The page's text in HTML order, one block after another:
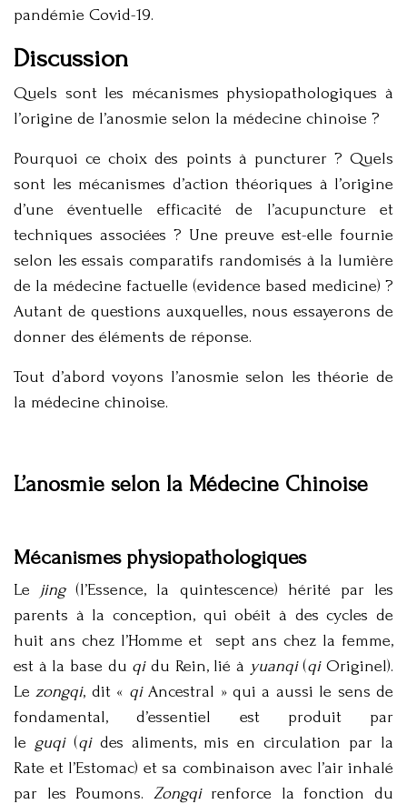
pandémie Covid-19.
Discussion
Quels sont les mécanismes physiopathologiques à
l’origine de l’anosmie selon la médecine chinoise ?
Pourquoi ce choix des points à puncturer ? Quels
sont les mécanismes d’action théoriques à l’origine
d’une éventuelle efficacité de l’acupuncture et
techniques associées ? Une preuve est-elle fournie
selon les essais comparatifs randomisés à la lumière
de la médecine factuelle (evidence based medicine) ?
Autant de questions auxquelles, nous essayerons de
donner des éléments de réponse.
Tout d’abord voyons l’anosmie selon les théorie de
la médecine chinoise.
L’anosmie selon la Médecine Chinoise
Mécanismes physiopathologiques
Le jing(l’Essence, la quintescence) hérité par les
parents à la conception, qui obéit à des cycles de
huit ans chez l’Homme et sept ans chez la femme,
est à la base du qidu Rein, lié à yuanqi(qiOriginel).
Lezongqi, dit « qiAncestral » qui a aussi le sens de
fondamental, d’essentiel est produit par
le guqi(qides aliments, mis en circulation par la
Rate et l’Estomac) et sa combinaison avec l’air inhalé
par les Poumons. Zongqirenforce la fonction du